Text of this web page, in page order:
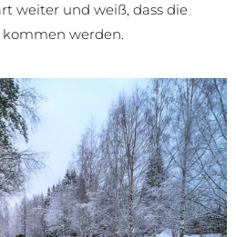
weiter und weiß, dass die
werden.